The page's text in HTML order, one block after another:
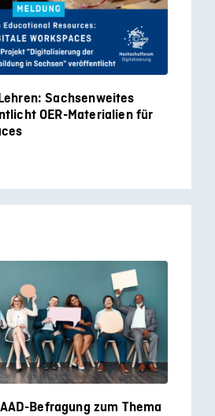
Sachsenweites
OER-Materialien für
Befragung zum Thema